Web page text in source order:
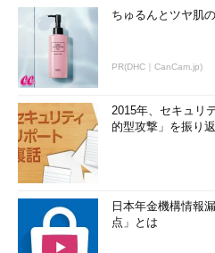
ちゅるんとツヤ肌
PR(DHC｜CanCam.jp)
2015年、セキュリ
的型攻撃」を振り
日本年金機構情報
点」とは